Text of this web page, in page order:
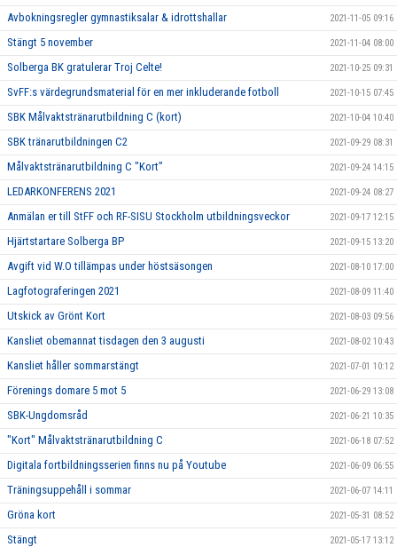
Avbokningsregler gymnastiksalar & idrottshallar 2021-11-05 09:16
Stängt 5 november 2021-11-04 08:00
Solberga BK gratulerar Troj Celte! 2021-10-25 09:31
SvFF:s värdegrundsmaterial för en mer inkluderande fotboll 2021-10-15 07:45
SBK Målvaktstränarutbildning C (kort) 2021-10-04 10:40
SBK tränarutbildningen C2 2021-09-29 08:31
Målvaktstränarutbildning C "Kort” 2021-09-24 14:15
LEDARKONFERENS 2021 2021-09-24 08:27
Anmälan er till StFF och RF-SISU Stockholm utbildningsveckor 2021-09-17 12:15
Hjärtstartare Solberga BP 2021-09-15 13:20
Avgift vid W.O tillämpas under höstsäsongen 2021-08-10 17:00
Lagfotograferingen 2021 2021-08-09 11:40
Utskick av Grönt Kort 2021-08-03 09:56
Kansliet obemannat tisdagen den 3 augusti 2021-08-02 10:43
Kansliet håller sommarstängt 2021-07-01 10:12
Förenings domare 5 mot 5 2021-06-29 13:08
SBK-Ungdomsråd 2021-06-21 10:35
"Kort" Målvaktstränarutbildning C 2021-06-18 07:52
Digitala fortbildningsserien finns nu på Youtube 2021-06-09 06:55
Träningsuppehåll i sommar 2021-06-07 14:11
Gröna kort 2021-05-31 08:52
Stängt 2021-05-17 13:12